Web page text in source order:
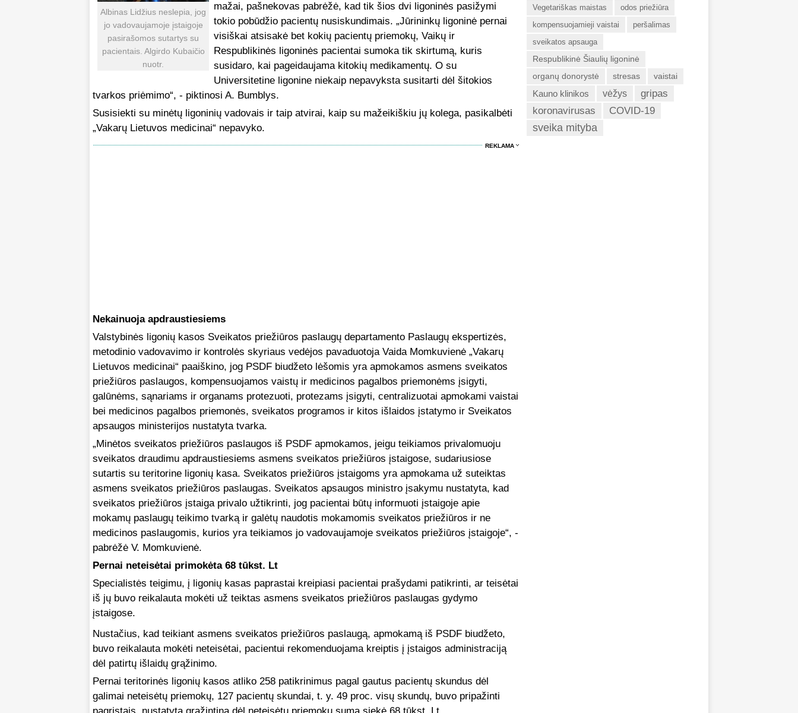
Albinas Lidžius neslepia, jog
jo vadovaujamoje įstaigoje
pasirašomos sutartys su
pacientais. Algirdo Kubaičio
nuotr.
mažai, pašnekovas pabrėžė, kad tik šios dvi ligoninės pasižymi
tokio pobūdžio pacientų nusiskundimais. „Jūrininkų ligoninė pernai
visiškai atsisakė bet kokių pacientų priemokų, Vaikų ir
Respublikinės ligoninės pacientai sumoka tik skirtumą, kuris
susidaro, kai pageidaujama kitokių medikamentų. O su
Universitetine ligonine niekaip nepavyksta susitarti dėl šitokios
tvarkos priėmimo“, - piktinosi A. Bumblys.
Susisiekti su minėtų ligoninių vadovais ir taip atvirai, kaip su mažeikiškiu jų kolega, pasikalbėti
„Vakarų Lietuvos medicinai“ nepavyko.
REKLAMA
Nekainuoja apdraustiesiems
Valstybinės ligonių kasos Sveikatos priežiūros paslaugų departamento Paslaugų ekspertizės,
metodinio vadovavimo ir kontrolės skyriaus vedėjos pavaduotoja Vaida Momkuvienė „Vakarų
Lietuvos medicinai“ paaiškino, jog PSDF biudžeto lėšomis yra apmokamos asmens sveikatos
priežiūros paslaugos, kompensuojamos vaistų ir medicinos pagalbos priemonėms įsigyti,
galūnėms, sąnariams ir organams protezuoti, protezams įsigyti, centralizuotai apmokami vaistai
bei medicinos pagalbos priemonės, sveikatos programos ir kitos išlaidos įstatymo ir Sveikatos
apsaugos ministerijos nustatyta tvarka.
„Minėtos sveikatos priežiūros paslaugos iš PSDF apmokamos, jeigu teikiamos privalomuoju
sveikatos draudimu apdraustiesiems asmens sveikatos priežiūros įstaigose, sudariusiose
sutartis su teritorine ligonių kasa. Sveikatos priežiūros įstaigoms yra apmokama už suteiktas
asmens sveikatos priežiūros paslaugas. Sveikatos apsaugos ministro įsakymu nustatyta, kad
sveikatos priežiūros įstaiga privalo užtikrinti, jog pacientai būtų informuoti įstaigoje apie
mokamų paslaugų teikimo tvarką ir galėtų naudotis mokamomis sveikatos priežiūros ir ne
medicinos paslaugomis, kurios yra teikiamos jo vadovaujamoje sveikatos priežiūros įstaigoje“, -
pabrėžė V. Momkuvienė.
Pernai neteisėtai primokėta 68 tūkst. Lt
Specialistės teigimu, į ligonių kasas paprastai kreipiasi pacientai prašydami patikrinti, ar teisėtai
iš jų buvo reikalauta mokėti už teiktas asmens sveikatos priežiūros paslaugas gydymo
įstaigose.
Nustačius, kad teikiant asmens sveikatos priežiūros paslaugą, apmokamą iš PSDF biudžeto,
buvo reikalauta mokėti neteisėtai, pacientui rekomenduojama kreiptis į įstaigos administraciją
dėl patirtų išlaidų grąžinimo.
Pernai teritorinės ligonių kasos atliko 258 patikrinimus pagal gautus pacientų skundus dėl
galimai neteisėtų priemokų, 127 pacientų skundai, t. y. 49 proc. visų skundų, buvo pripažinti
Vegetariškas maistas
odos priežiūra
kompensuojamieji vaistai
peršalimas
sveikatos apsauga
Respublikinė Šiaulių ligoninė
organų donorystė
stresas vaistai
Kauno klinikos vėžys
gripas
koronavirusas
COVID-19
sveika mityba